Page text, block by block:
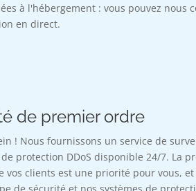
à l'hébergement : vous pouvez nous
en direct.
de premier ordre
! Nous fournissons un service de
protection DDoS disponible 24/7. La
vos clients est une priorité pour vous,